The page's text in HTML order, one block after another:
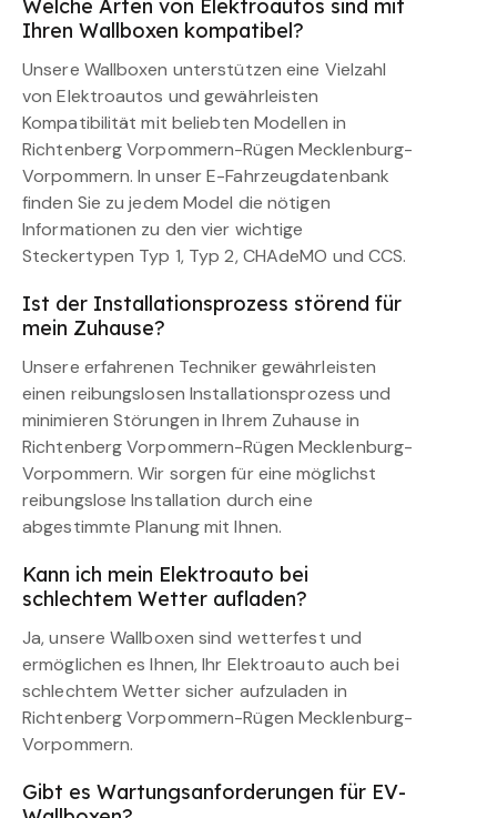
Welche Arten von Elektroautos sind mit
Ihren Wallboxen kompatibel?
Unsere Wallboxen unterstützen eine Vielzahl
von Elektroautos und gewährleisten
Kompatibilität mit beliebten Modellen in
Richtenberg Vorpommern-Rügen Mecklenburg-
Vorpommern. In unser E-Fahrzeugdatenbank
finden Sie zu jedem Model die nötigen
Informationen zu den vier wichtige
Steckertypen Typ 1, Typ 2, CHAdeMO und CCS.
Ist der Installationsprozess störend für
mein Zuhause?
Unsere erfahrenen Techniker gewährleisten
einen reibungslosen Installationsprozess und
minimieren Störungen in Ihrem Zuhause in
Richtenberg Vorpommern-Rügen Mecklenburg-
Vorpommern. Wir sorgen für eine möglichst
reibungslose Installation durch eine
abgestimmte Planung mit Ihnen.
Kann ich mein Elektroauto bei
schlechtem Wetter aufladen?
Ja, unsere Wallboxen sind wetterfest und
ermöglichen es Ihnen, Ihr Elektroauto auch bei
schlechtem Wetter sicher aufzuladen in
Richtenberg Vorpommern-Rügen Mecklenburg-
Vorpommern.
Gibt es Wartungsanforderungen für EV-